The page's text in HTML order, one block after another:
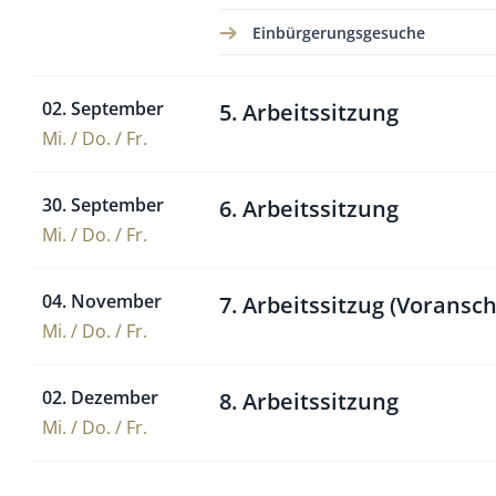
Einbürgerungsgesuche
02. September
Mi. / Do. / Fr.
5. Arbeitssitzung
30. September
Mi. / Do. / Fr.
6. Arbeitssitzung
04. November
Mi. / Do. / Fr.
7. Arbeitssitzug
02. Dezember
Mi. / Do. / Fr.
8. Arbeitssitzung